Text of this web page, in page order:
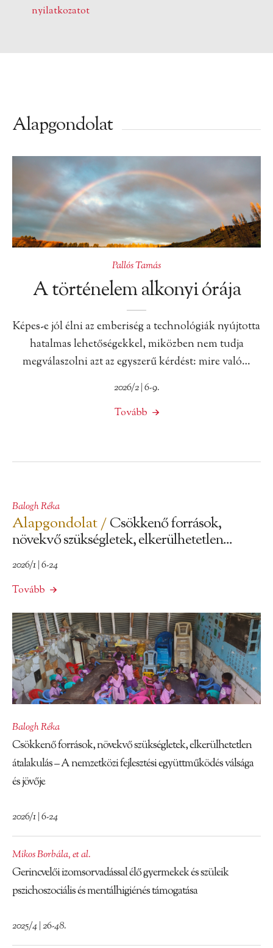
nyilatkozatot
Alapgondolat
Pallós Tamás
A történelem alkonyi órája
Képes-e jól élni az emberiség a technológiák nyújtotta
hatalmas lehetőségekkel, miközben nem tudja
megválaszolni azt az egyszerű kérdést: mire való…
2026/2 | 6-9.
Tovább
Balogh Réka
Alapgondolat /Csökkenő források,
növekvő szükségletek, elkerülhetetlen...
2026/1 | 6-24
Tovább
Balogh Réka
Csökkenő források, növekvő szükségletek, elkerülhetetlen
átalakulás – A nemzetközi fejlesztési együttműködés válsága
és jövője
2026/1 | 6-24
Mikos Borbála,et al.
Gerincvelői izomsorvadással élő gyermekek és szüleik
pszichoszociális és mentálhigiénés támogatása
2025/4 | 26-48.